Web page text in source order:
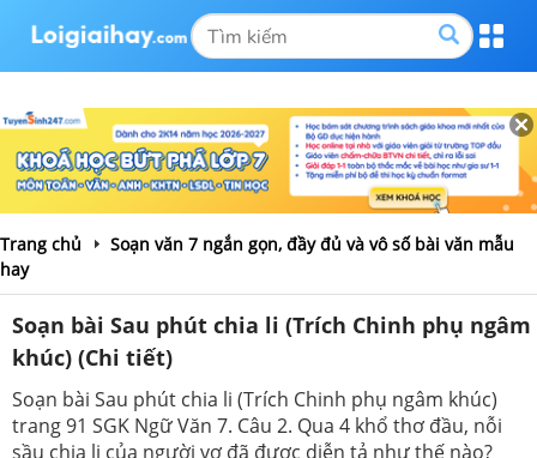
Trang chủ
Soạn văn 7 ngắn gọn, đầy đủ và vô số bài văn mẫu
hay
Soạn bài Sau phút chia li (Trích Chinh phụ ngâm
khúc) (Chi tiết)
Soạn bài Sau phút chia li (Trích Chinh phụ ngâm khúc)
trang 91 SGK Ngữ Văn 7. Câu 2. Qua 4 khổ thơ đầu, nỗi
sầu chia li của người vợ đã được diễn tả như thế nào?